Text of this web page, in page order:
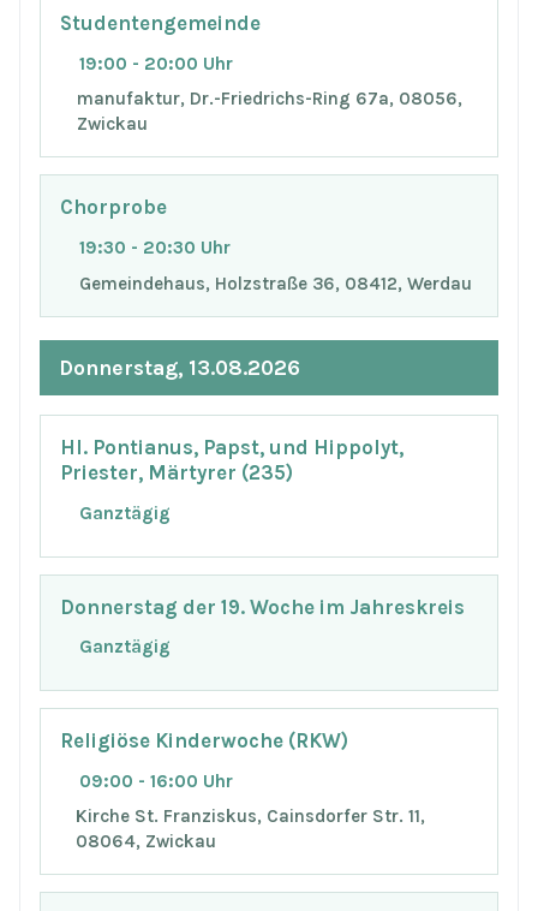
Studentengemeinde
19:00 - 20:00 Uhr
manufaktur, Dr.-Friedrichs-Ring 67a, 08056,
Zwickau
Chorprobe
19:30 - 20:30 Uhr
Gemeindehaus, Holzstraße 36, 08412, Werdau
Donnerstag, 13.08.2026
Hl. Pontianus, Papst, und Hippolyt,
Priester, Märtyrer (235)
Ganztägig
Donnerstag der 19. Woche im Jahreskreis
Ganztägig
Religiöse Kinderwoche (RKW)
09:00 - 16:00 Uhr
Kirche St. Franziskus, Cainsdorfer Str. 11,
08064, Zwickau